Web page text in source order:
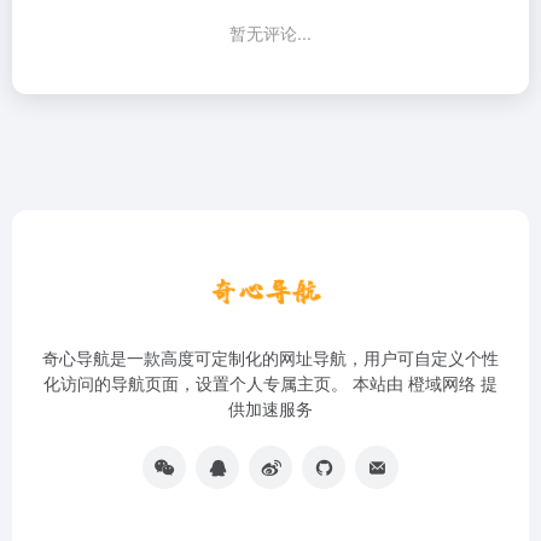
暂无评论...
奇心导航是一款高度可定制化的网址导航，用户可自定义个性
化访问的导航页面，设置个人专属主页。 本站由 橙域网络 提
供加速服务